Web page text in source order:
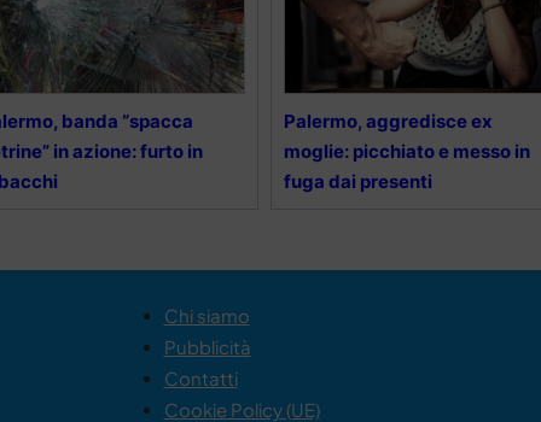
banda “spacca
in azione: furto in
Palermo, aggredisce ex
moglie: picchiato e messo in
fuga dai presenti
Chi siamo
Pubblicità
Contatti
Cookie Policy (UE)